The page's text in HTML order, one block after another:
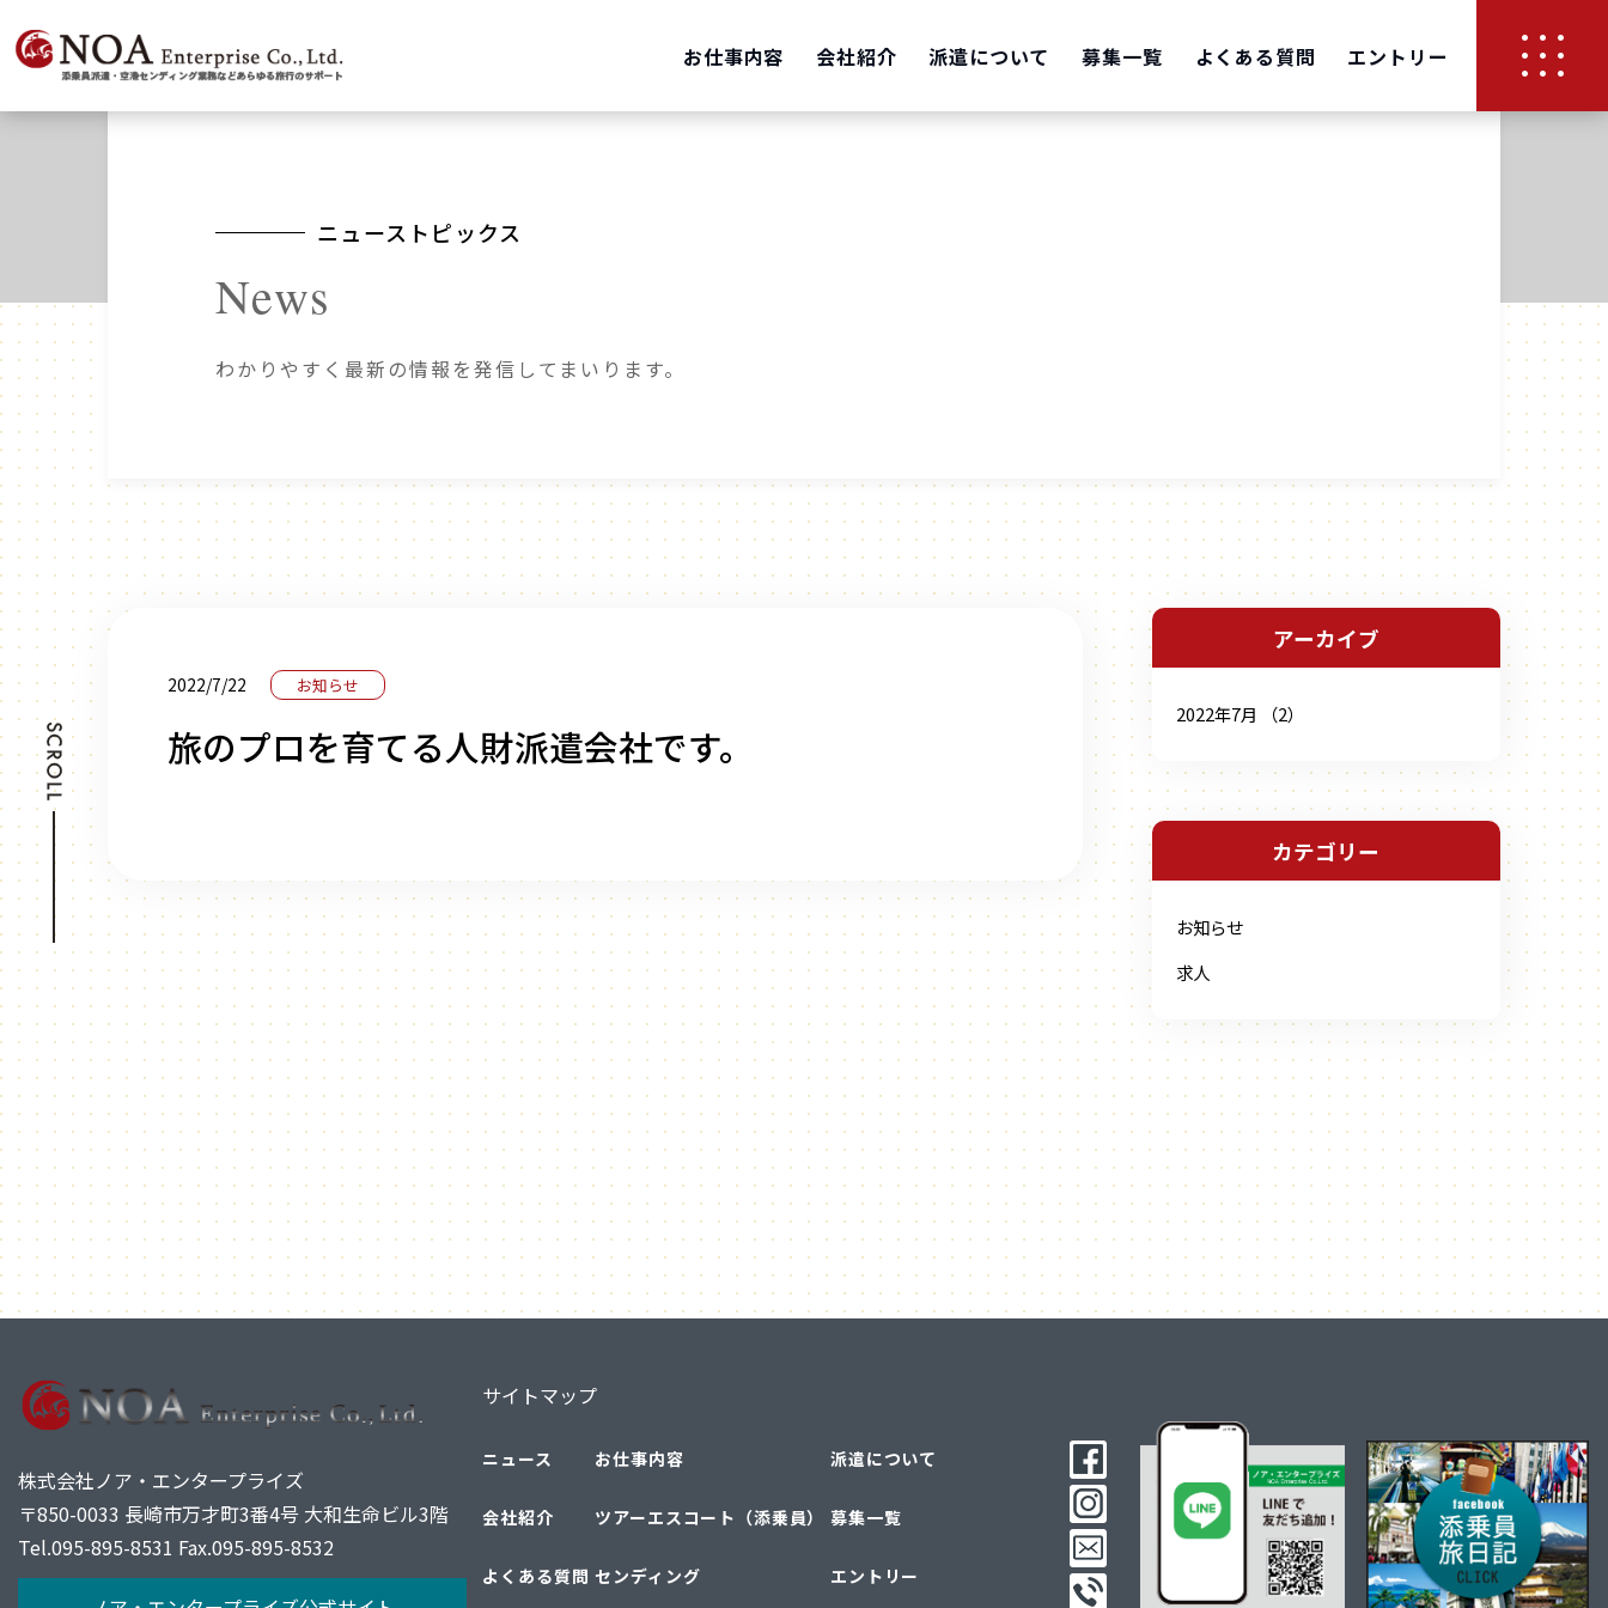
お仕事内容 会社紹介 派遣について 募集一覧 よくある質問 エントリー
ニューストピックス
News
わかりやすく最新の情報を発信してまいります。
2022/7/22 お知らせ
旅のプロを育てる人財派遣会社です。
アーカイブ
2022年7月 （2）
カテゴリー
お知らせ
求人
株式会社ノア・エンタープライズ
〒850-0033 長崎市万才町3番4号 大和生命ビル3階
Tel.095-895-8531 Fax.095-895-8532
サイトマップ
ニュース
会社紹介
よくある質問
お仕事内容
ツアーエスコート（添乗員）
センディング
派遣について
募集一覧
エントリー